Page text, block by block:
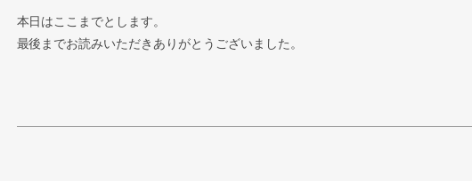
本日はここまでとします。
最後までお読みいただきありがとうございました。